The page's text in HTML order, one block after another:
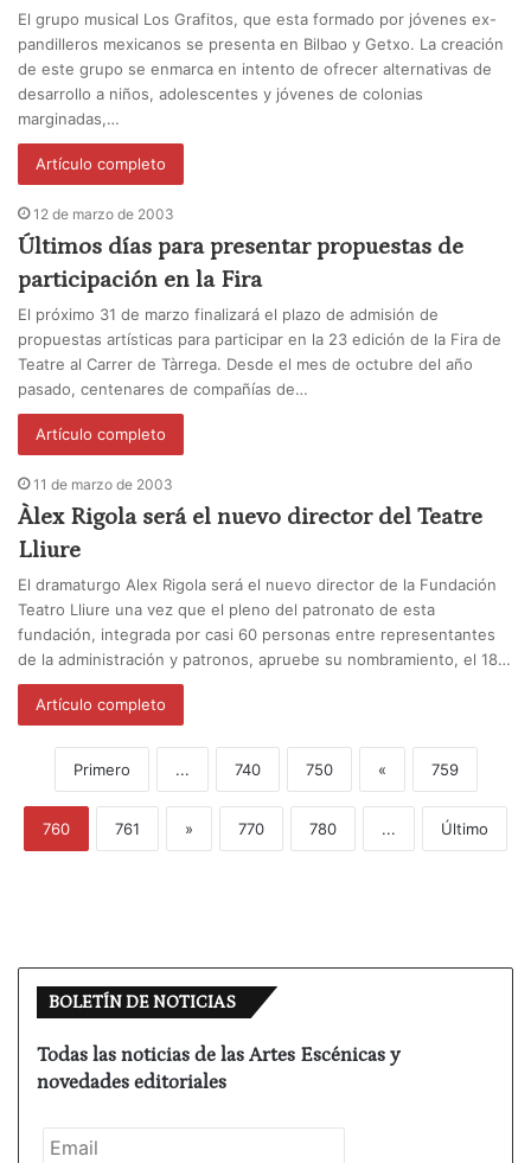
El grupo musical Los Grafitos, que esta formado por jóvenes ex-
pandilleros mexicanos se presenta en Bilbao y Getxo. La creación
de este grupo se enmarca en intento de ofrecer alternativas de
desarrollo a niños, adolescentes y jóvenes de colonias
marginadas,…
Artículo completo
12 de marzo de 2003
Últimos días para presentar propuestas de
participación en la Fira
El próximo 31 de marzo finalizará el plazo de admisión de
propuestas artísticas para participar en la 23 edición de la Fira de
Teatre al Carrer de Tàrrega. Desde el mes de octubre del año
pasado, centenares de compañías de…
Artículo completo
11 de marzo de 2003
Àlex Rigola será el nuevo director del Teatre
Lliure
El dramaturgo Alex Rigola será el nuevo director de la Fundación
Teatro Lliure una vez que el pleno del patronato de esta
fundación, integrada por casi 60 personas entre representantes
de la administración y patronos, apruebe su nombramiento, el 18…
Artículo completo
Primero ... 740 750 « 759
760 761 » 770 780 ... Último
BOLETÍN DE NOTICIAS
Todas las noticias de las Artes Escénicas y
novedades editoriales